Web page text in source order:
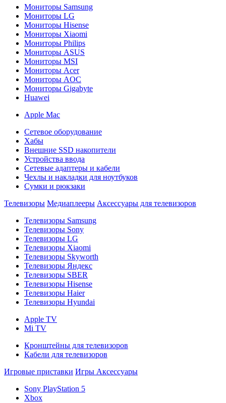
Мониторы Samsung
Мониторы LG
Мониторы Hisense
Мониторы Xiaomi
Мониторы Philips
Мониторы ASUS
Мониторы MSI
Мониторы Acer
Мониторы AOC
Мониторы Gigabyte
Huawei
Apple Mac
Сетевое оборудование
Хабы
Внешние SSD накопители
Устройства ввода
Сетевые адаптеры и кабели
Чехлы и накладки для ноутбуков
Сумки и рюкзаки
Телевизоры Медиаплееры Аксессуары для телевизоров
Телевизоры Samsung
Телевизоры Sony
Телевизоры LG
Телевизоры Xiaomi
Телевизоры Skyworth
Телевизоры Яндекс
Телевизоры SBER
Телевизоры Hisense
Телевизоры Haier
Телевизоры Hyundai
Apple TV
Mi TV
Кронштейны для телевизоров
Кабели для телевизоров
Игровые приставки Игры Аксессуары
Sony PlayStation 5
Xbox